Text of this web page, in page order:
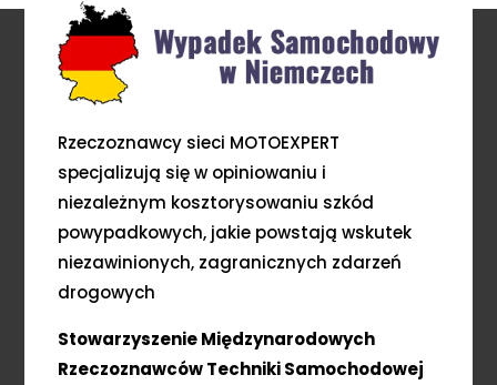
Rzeczoznawcy sieci MOTOEXPERT
specjalizują się w opiniowaniu i
niezależnym kosztorysowaniu szkód
powypadkowych, jakie powstają wskutek
niezawinionych, zagranicznych zdarzeń
drogowych
Stowarzyszenie Międzynarodowych
Rzeczoznawców Techniki Samochodowej